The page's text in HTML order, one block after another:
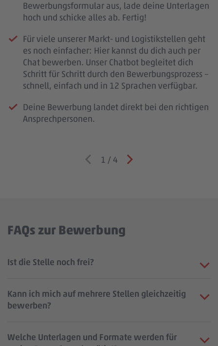
Bewerbungsformular aus, lade deine Unterlagen
hoch und schicke alles ab. Fertig!
Für viele unserer Markt- und Logistikstellen geht
es noch einfacher: Hier kannst du dich auch per
Chat bewerben. Unser Chatbot begleitet dich
Schritt für Schritt durch den Bewerbungsprozess –
schnell, einfach und in 12 Sprachen verfügbar.
Deine Bewerbung landet direkt bei den richtigen
Ansprechpersonen.
1 / 4
FAQs zur Bewerbung
Ist die Stelle noch frei?
Kann ich mich auf mehrere Stellen gleichzeitig
bewerben?
Welche Unterlagen und Formate werden für